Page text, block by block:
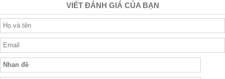
VIẾT ĐÁNH GIÁ CỦA BẠN